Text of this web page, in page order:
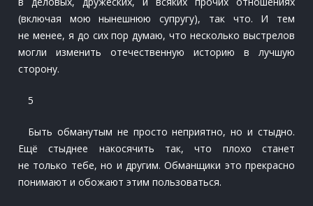
(включая мою нынешнюю супругу), так что. И тем
не менее, я до сих пор думаю, что несколько выстрелов
могли изменить отечественную историю в лучшую
сторону.
5
Быть обманутым не просто неприятно, но и стыдно.
Ещё стыднее накосячить так, что плохо станет
не только тебе, но и другим. Обманщики это прекрасно
понимают и обожают этим пользоваться.